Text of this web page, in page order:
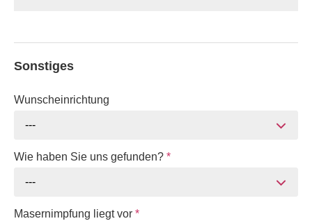
Sonstiges
Wunscheinrichtung
---
Wie haben Sie uns gefunden? *
---
Masernimpfung liegt vor *